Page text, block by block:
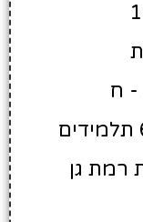
ח
רמת גן